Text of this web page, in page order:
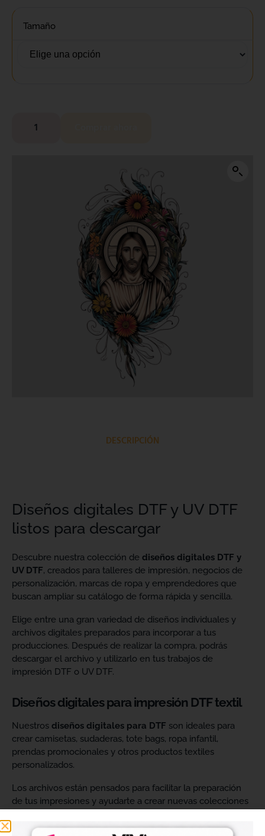
Tamaño
DESCRIPCIÓN
Diseños digitales DTF y UV DTF
listos para descargar
Descubre nuestra colección de diseños digitales DTF y
UV DTF, creados para talleres de impresión, negocios de
personalización, marcas de ropa y emprendedores que
buscan ampliar su catálogo de forma rápida y sencilla.
Elige entre una gran variedad de diseños individuales y
archivos digitales preparados para incorporar a tus
producciones. Después de realizar la compra, podrás
descargar el archivo y utilizarlo en tus trabajos de
impresión DTF o UV DTF.
Diseños digitales para impresión DTF textil
Nuestros diseños digitales para DTF son ideales para
crear camisetas, sudaderas, tote bags, ropa infantil,
prendas promocionales y otros productos textiles
personalizados.
Los archivos están pensados para facilitar la preparación
de tus impresiones y ayudarte a crear nuevas colecciones
tendrás que adaptar el tamaño a tus necesidades, preparar